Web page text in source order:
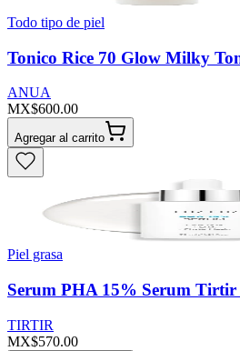
Todo tipo de piel
Tonico Rice 70 Glow Milky
ANUA
MX$600.00
Agregar al carrito
Piel grasa
Serum PHA 15% Serum Tirtir
TIRTIR
MX$570.00